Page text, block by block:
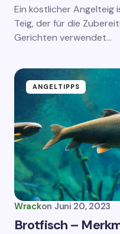
Ein köstlicher Angelteig
Teig, der für die
Gerichten verwendet…
ANGELTIPPS
Wrackon Juni 20, 2023
Brotfisch –